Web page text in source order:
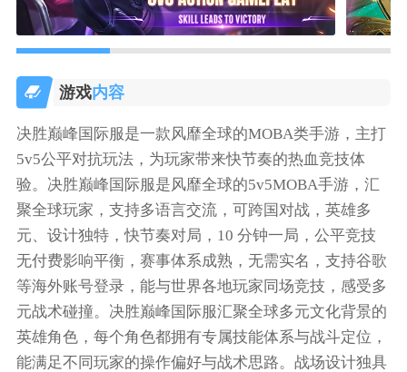
游戏内容
决胜巅峰国际服是一款风靡全球的MOBA类手游，主打
5v5公平对抗玩法，为玩家带来快节奏的热血竞技体
验。决胜巅峰国际服是风靡全球的5v5MOBA手游，汇
聚全球玩家，支持多语言交流，可跨国对战，英雄多
元、设计独特，快节奏对局，10 分钟一局，公平竞技
无付费影响平衡，赛事体系成熟，无需实名，支持谷歌
等海外账号登录，能与世界各地玩家同场竞技，感受多
元战术碰撞。决胜巅峰国际服汇聚全球多元文化背景的
英雄角色，每个角色都拥有专属技能体系与战斗定位，
能满足不同玩家的操作偏好与战术思路。战场设计独具